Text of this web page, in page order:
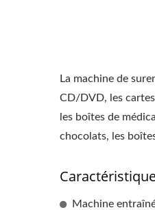
La machine de
CD/DVD, les
les boîtes de
chocolats, les
Machine